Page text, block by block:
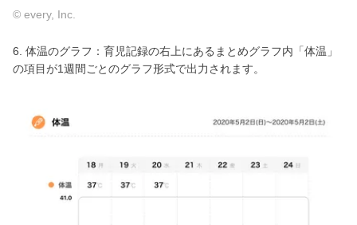
© every, Inc.
6. 体温のグラフ：育児記録の右上にあるまとめグラフ内「体温」
の項目が1週間ごとのグラフ形式で出力されます。